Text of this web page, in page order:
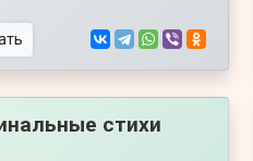
стихи